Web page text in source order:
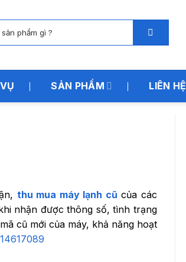
SẢN PHẨM LIÊN HỆ
thu mua máy lạnh cũ của các
nhận được thông số, tình trạng
cũ mới của máy, khả năng hoạt